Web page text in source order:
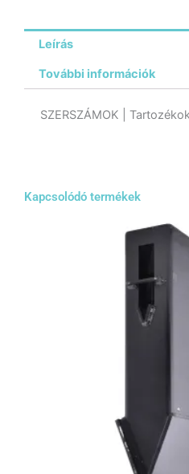
Leírás
További információk
SZERSZÁMOK |
Kapcsolódó termékek